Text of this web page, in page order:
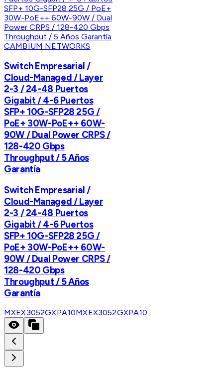
CAMBIUM NETWORKS
Switch Empresarial /
Cloud-Managed / Layer
2-3 / 24-48 Puertos
Gigabit / 4-6 Puertos
SFP+ 10G-SFP28 25G /
PoE+ 30W-PoE++ 60W-
90W / Dual Power CRPS /
128-420 Gbps
Throughput / 5 Años
Garantía
Switch Empresarial /
Cloud-Managed / Layer
2-3 / 24-48 Puertos
Gigabit / 4-6 Puertos
SFP+ 10G-SFP28 25G /
PoE+ 30W-PoE++ 60W-
90W / Dual Power CRPS /
128-420 Gbps
Throughput / 5 Años
Garantía
MXEX3052GXPA10MXEX3052GXPA10